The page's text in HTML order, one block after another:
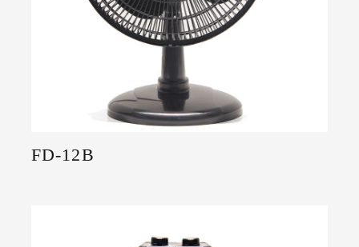
FD-12B